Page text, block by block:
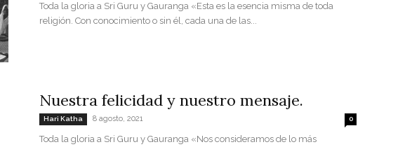
Toda la gloria a Sri Guru y Gauranga «Esta es la esencia misma de toda
religión. Con conocimiento o sin él, cada una de las...
Nuestra felicidad y nuestro mensaje.
Hari Katha 8 agosto, 2021 0
Toda la gloria a Sri Guru y Gauranga «Nos consideramos de lo más